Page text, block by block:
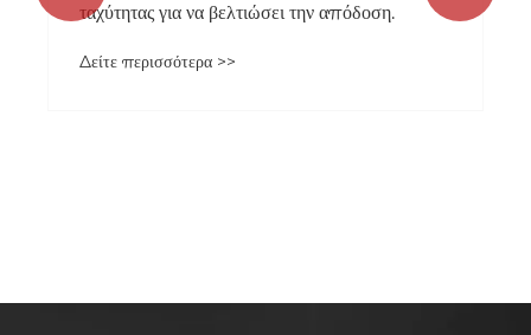
ταχύτητας για να βελτιώσει την απόδοση.
Δείτε περισσότερα >>